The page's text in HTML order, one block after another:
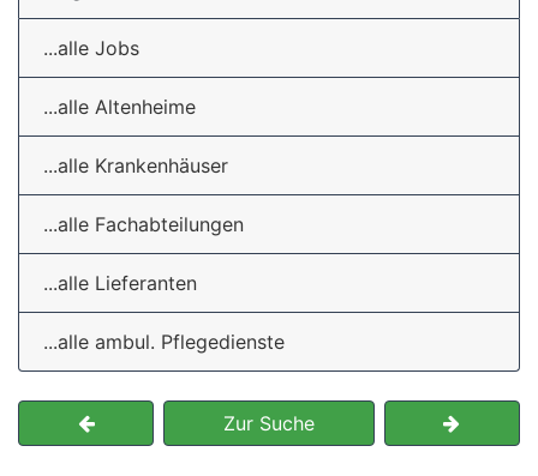
...alle Jobs
...alle Altenheime
...alle Krankenhäuser
...alle Fachabteilungen
...alle Lieferanten
...alle ambul. Pflegedienste
Zur Suche